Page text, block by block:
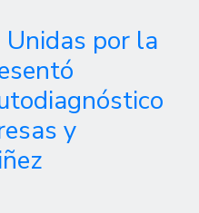
Unidas por la
y